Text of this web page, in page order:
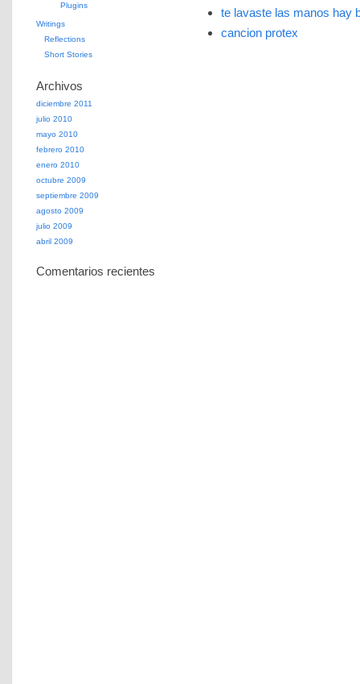
te lavaste las manos hay
cancion protex
Plugins
Writings
Reflections
Short Stories
Archivos
diciembre 2011
julio 2010
mayo 2010
febrero 2010
enero 2010
octubre 2009
septiembre 2009
agosto 2009
julio 2009
abril 2009
Comentarios recientes